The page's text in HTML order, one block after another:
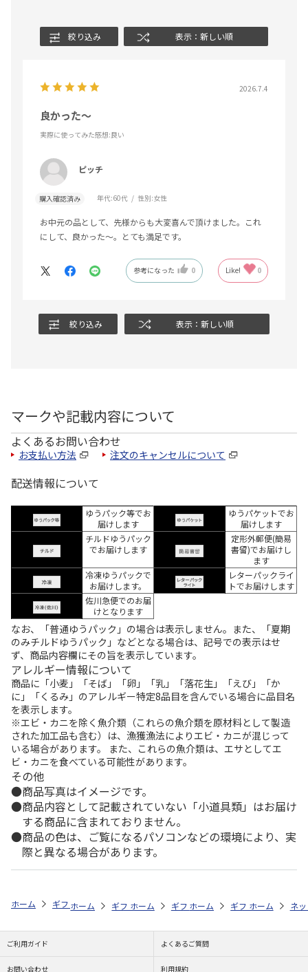
絞り込み 表示：新しい順
2026.7.4
良かった〜
実際に使ってみた感想:良い
ピッチ
購入確認済み 年代:60代 性別:女性
お中元の品として、先様からも大変喜んで頂けました。これ
にして、良かった〜。とても満足です。
参考になった 0 Like! 0
絞り込み 表示：新しい順
マークや記載内容について
よくあるお問い合わせ
お支払い方法 注文のキャンセルについて
配送情報について
ゆうパック等でお
届けします
ゆうパケットでお
届けします
チルドゆうパック
でお届けします
定形外郵便(簡易
書留)でお届けし
ます
冷凍ゆうパックで
お届けします。
レターパックライ
トでお届けします
佐川急便でのお届
けとなります
なお、「普通ゆうパック」の場合は表示しません。また、「夏期
のみチルドゆうパック」などとなる場合は、記号での表示はせ
ず、商品内容欄にその旨を表示しています。
アレルギー情報について
商品に「小麦」「そば」「卵」「乳」「落花生」「えび」「か
に」「くるみ」のアレルギー特定8品目を含んでいる場合に品目名
を表示します。
※エビ・カニを除く魚介類（これらの魚介類を原材料として製造
された加工品も含む）は、漁獲漁法によりエビ・カニが混じって
いる場合があります。 また、これらの魚介類は、エサとしてエ
ビ・カニを食べている可能性があります。
その他
商品写真はイメージです。
商品内容として記載されていない「小道具類」はお届け
する商品に含まれておりません。
商品の色は、ご覧になるパソコンなどの環境により、実
際と異なる場合があります。
ホーム ギフトストア お中元・夏ギフト特集 2026 お菓子・スイーツ
ホーム ギフトストア お中元・夏ギフト特集 2026
ホーム ギフトストア お中元・夏ギフト
ホーム ギフトストア お
ホーム ネ
ご利用ガイド よくあるご質問
お問い合わせ 利用規約